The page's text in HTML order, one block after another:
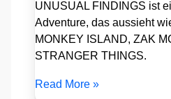
UNUSUAL FINDINGS ist
Adventure, das aussieht
MONKEY ISLAND, ZAK
STRANGER THINGS.
Read More »